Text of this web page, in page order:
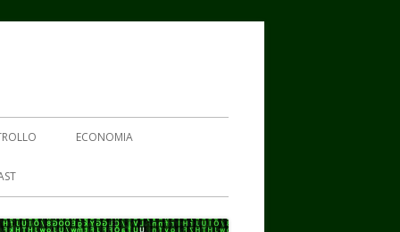
ECONOMIA